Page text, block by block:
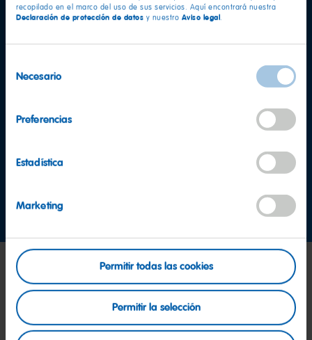
recopilado en el marco del uso de sus servicios. Aquí encontrará nuestra
Declaración de protección de datos y nuestro Aviso legal.
deNecesario
Preferencias
Estadística
Marketing
Permitir todas las cookies
Permitir la selección
¿Tienes más preguntas?
Equipo de atención al consumidor